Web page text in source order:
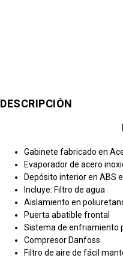
DESCRIPCIÓN
Gabinete fabricado en
Evaporador de acero
Depósito interior en ABS
Incluye: Filtro de agua
Aislamiento en
Puerta abatible frontal
Sistema de enfriamiento
Compresor Danfoss
Filtro de aire de fácil